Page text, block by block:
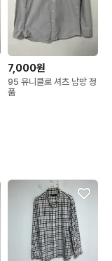
7,000원
95 유니클로 셔츠 남방 정
품